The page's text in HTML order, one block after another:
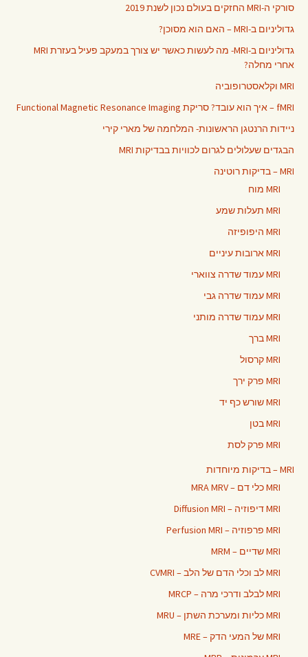
סורקי ה-MRI החזקים בעולם נכון לשנת 2019
גדוליניום ב-MRI – האם הוא מסוכן?
גדוליניום ב-MRI- מה לעשות כאשר יש צורך במעקב פעיל בעזרת MRI
אחרי מחלה?
MRI וקלאסטרופוביה
fMRI – איך הוא עובד? סריקת Functional Magnetic Resonance Imaging
ניידות הרנטגן הראשונות- המלחמה של מארי קירי
הבגדים שעלולים לגרום לכוויות בבדיקות MRI
MRI – בדיקות רוטינה
MRI מוח
MRI תעלות שמע
MRI היפופיזה
MRI ארובות עיניים
MRI עמוד שדרה צווארי
MRI עמוד שדרה גבי
MRI עמוד שדרה מותני
MRI ברך
MRI קרסול
MRI פרק ירך
MRI שורש כף יד
MRI בטן
MRI פרק לסת
MRI – בדיקות מיוחדות
MRI כלי דם – MRA MRV
MRI דיפוזיה – Diffusion MRI
MRI פרפוזיה – Perfusion MRI
MRI שדיים – MRM
MRI לב וכלי הדם של הלב – CVMRI
MRI לבלב ודרכי מרה – MRCP
MRI כליות ומערכת השתן – MRU
MRI של המעי הדק – MRE